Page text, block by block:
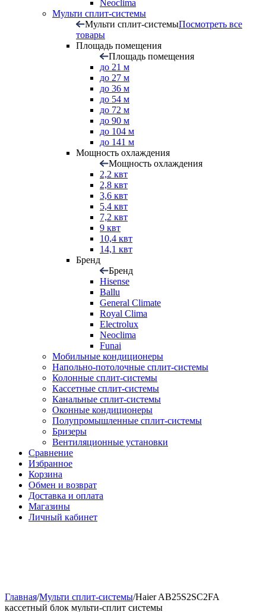
Neoclima
Мульти сплит-системы
Мульти сплит-системыПосмотреть все
товары
Площадь помещения
Площадь помещения
до 21 м
до 27 м
до 36 м
до 54 м
до 72 м
до 90 м
до 104 м
до 141 м
Мощность охлаждения
Мощность охлаждения
2,2 квт
2,8 квт
3,6 квт
5,4 квт
7,2 квт
9 квт
10,4 квт
14,1 квт
Бренд
Бренд
Hisense
Ballu
General Climate
Royal Clima
Electrolux
Neoclima
Funai
Мобильные кондиционеры
Напольно-потолоч​ные ​сплит-системы
Колонные ​​сплит-системы
Кассетные сплит-системы
Канальные сплит-системы
Оконные кондиционеры
Полупромышленные сплит-системы
Бризеры
Вентиляционные установки
Сравнение
Избранное
Корзина
Обмен и возврат
Доставка и оплата
Магазины
Личный кабинет
Главная/Мульти сплит-системы/Haier AB25S2SC2FA
кассетный блок мульти-сплит системы